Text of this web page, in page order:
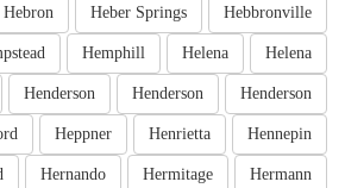
Hebbronville
Heber Springs
Hebron
Helena
Helena
Hemphill
Henderson
Henderson
Henderson
Hennepin
Henrietta
Heppner
Hermann
Hermitage
Hernando